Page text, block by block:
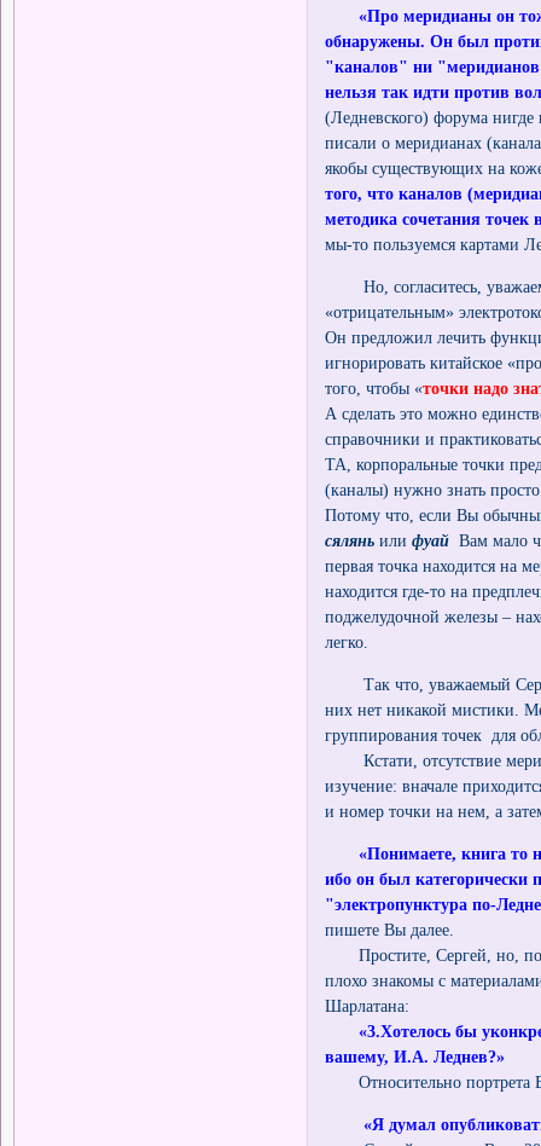
«Про меридианы он
обнаружены. Он был
"каналов" ни
нельзя так идти против
(Ледневского) форума
писали о меридианах
якобы существующих на
того, что каналов
методика сочетания точек
мы-то пользуемся картами
Но, согласитесь,
«отрицательным»
Он предложил лечить
игнорировать китайское
того, чтобы «точки надо
А сделать это можно
справочники и
ТА, корпоральные точки
(каналы) нужно знать
Потому что, если Вы
сялянь илифуай Вам мало
первая точка находится на
находится где-то на
поджелудочной железы –
легко.
Так что, уважаемый
них нет никакой мистики.
группирования точек для
Кстати, отсутствие
изучение: вначале
и номер точки на нем, а
«Понимаете, книга то
ибо он был категорически
"электропунктура по-
пишете Вы далее.
Простите, Сергей, но, по-
плохо знакомы с
Шарлатана:
«3.Хотелось бы
вашему, И.А. Леднев?»
Относительно портрета
«Я думал